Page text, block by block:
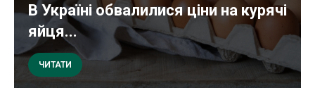
В Україні обвалилися ціни на курячі
яйця...
ЧИТАТИ